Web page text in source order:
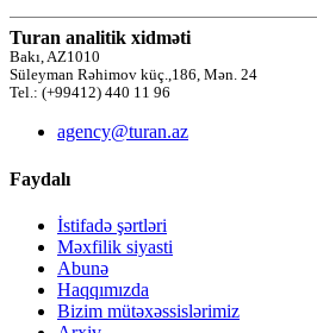
Turan analitik xidməti
Bakı, AZ1010
Süleyman Rəhimov küç.,186, Mən. 24
Tel.: (+99412) 440 11 96
agency@turan.az
Faydalı
İstifadə şərtləri
Məxfilik siyasti
Abunə
Haqqımızda
Bizim mütəxəssislərimiz